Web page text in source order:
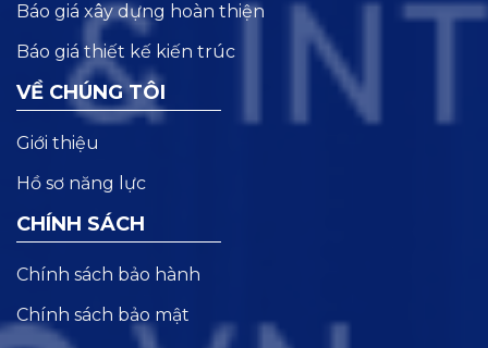
Báo giá xây dựng hoàn thiện
Báo giá thiết kế kiến trúc
VỀ CHÚNG TÔI
Giới thiệu
Hồ sơ năng lực
CHÍNH SÁCH
Chính sách bảo hành
Chính sách bảo mật